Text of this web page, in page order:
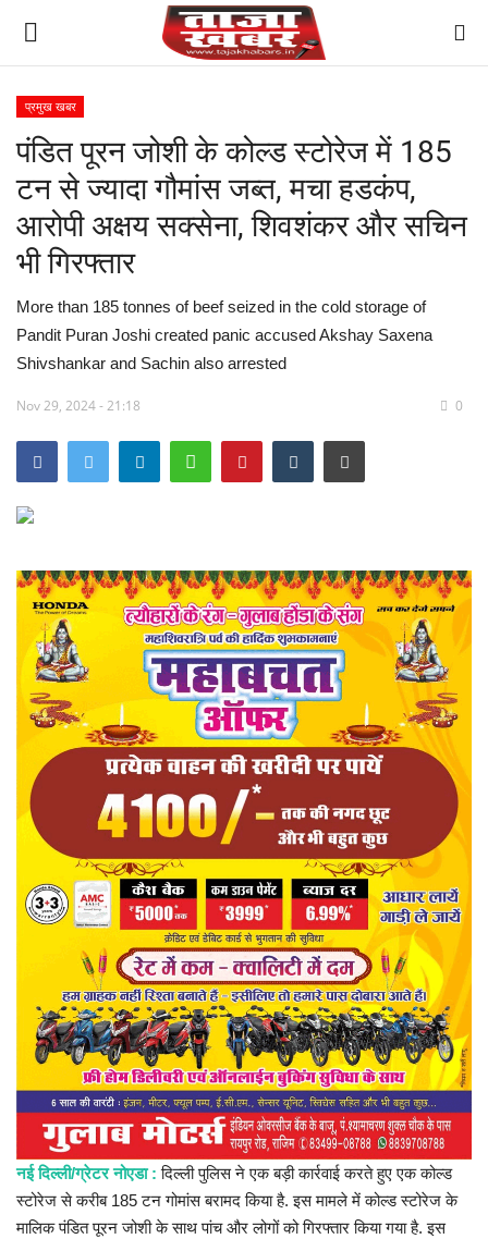
मध्य प्रदेश
विश्व
देश
विदेश
मुख्य समाचार
राष्ट्रीय
राज्य
व्यापार
रोजगार
संपादकीय
राजनीति
मैगज़ीन की लेख
प्रमुख खबर
हेल्थ
Language
English hindi
प्रमुख खबर
पंडित पूरन जोशी के कोल्ड स्टोरेज में 185
टन से ज्यादा गौमांस जब्त, मचा हडकंप,
आरोपी अक्षय सक्सेना, शिवशंकर और सचिन
भी गिरफ्तार
More than 185 tonnes of beef seized in the cold storage of
Pandit Puran Joshi created panic accused Akshay Saxena
Shivshankar and Sachin also arrested
Nov 29, 2024 - 21:18 0
नई दिल्ली/ग्रेटर नोएडा : दिल्ली पुलिस ने एक बड़ी कार्रवाई करते हुए एक कोल्ड
स्टोरेज से करीब 185 टन गोमांस बरामद किया है. इस मामले में कोल्ड स्टोरेज के
मालिक पंडित पूरन जोशी के साथ पांच और लोगों को गिरफ्तार किया गया है. इस